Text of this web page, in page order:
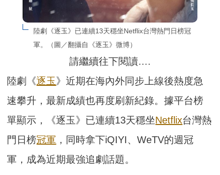
陸劇《逐玉》已連續13天穩坐Netflix台灣熱門日榜冠
軍。（圖／翻攝自《逐玉》微博）
請繼續往下閱讀….
陸劇《逐玉》近期在海內外同步上線後熱度急
速攀升，最新成績也再度刷新紀錄。據平台榜
單顯示，《逐玉》已連續13天穩坐Netflix台灣熱
門日榜冠軍 ，同時拿下iQIYI、WeTV的週冠
軍，成為近期最強追劇話題。